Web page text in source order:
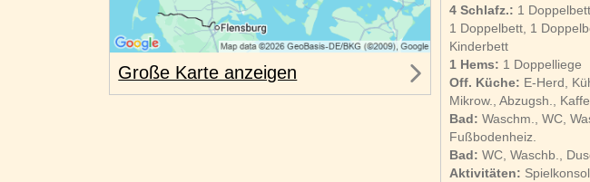
4 Schlafz.: 1
1 Doppelbett, 1
Kinderbett
1 Hems: 1 Doppelliege
Off. Küche: E-Herd,
Mikrow., Abzugsh.,
Bad: Waschm., WC,
Fußbodenheiz.
Bad: WC, Waschb.,
Aktivitäten:
Große Karte anzeigen